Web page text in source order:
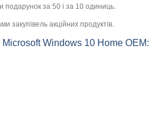
за 50 і за 10 одиниць.
закупівель акційних продуктів.
Microsoft Windows 10 Home OEM: